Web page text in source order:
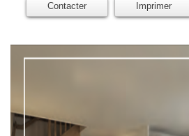
Contacter Imprimer